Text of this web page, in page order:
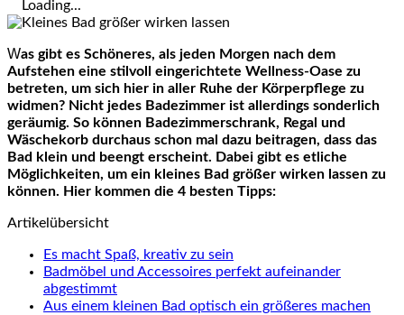
Loading...
Was gibt es Schöneres, als jeden Morgen nach dem
Aufstehen eine stilvoll eingerichtete Wellness-Oase zu
betreten, um sich hier in aller Ruhe der Körperpflege zu
widmen? Nicht jedes Badezimmer ist allerdings sonderlich
geräumig. So können Badezimmerschrank, Regal und
Wäschekorb durchaus schon mal dazu beitragen, dass das
Bad klein und beengt erscheint. Dabei gibt es etliche
Möglichkeiten, um ein kleines Bad größer wirken lassen zu
können. Hier kommen die 4 besten Tipps:
Artikelübersicht
Es macht Spaß, kreativ zu sein
Badmöbel und Accessoires perfekt aufeinander
abgestimmt
Aus einem kleinen Bad optisch ein größeres machen